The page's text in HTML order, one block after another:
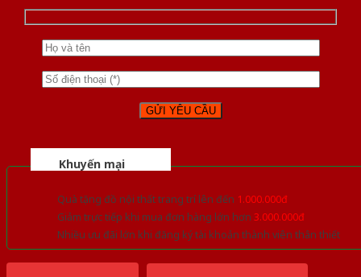
Khuyến mại
Quà tặng đồ nội thất trang trí lên đến 1.000.000đ
Giảm trực tiếp khi mua đơn hàng lớn hơn 3.000.000đ
Nhiều ưu đãi lớn khi đăng ký tài khoản thành viên thân thiết